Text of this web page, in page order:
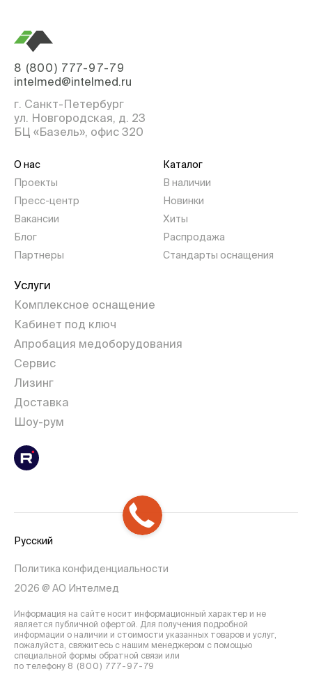
8 (800) 777-97-79
intelmed@intelmed.ru
г. Санкт-Петербург
ул. Новгородская, д. 23
БЦ «Базель», офис 320
О нас
Проекты
Пресс-центр
Вакансии
Блог
Партнеры
Каталог
В наличии
Новинки
Хиты
Распродажа
Стандарты оснащения
Услуги
Комплексное оснащение
Кабинет под ключ
Апробация медоборудования
Сервис
Лизинг
Доставка
Шоу-рум
Русский
Политика конфиденциальности
2026 @ АО Интелмед
Информация на сайте носит информационный характер и не
является публичной офертой. Для получения подробной
информации о наличии и стоимости указанных товаров и услуг,
пожалуйста, свяжитесь с нашим менеджером с помощью
специальной формы обратной связи или
по телефону 8 (800) 777-97-79